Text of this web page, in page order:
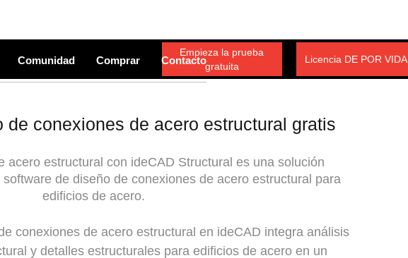
Comunidad Comprar Contacto Licencia DE POR VIDA
Empieza la prueba
gratuita
de conexiones de acero estructural gratis
acero estructural con ideCAD Structural es una solución
de diseño de conexiones de acero estructural para
edificios de acero.
conexiones de acero estructural en ideCAD integra análisis
y detalles estructurales para edificios de acero en un